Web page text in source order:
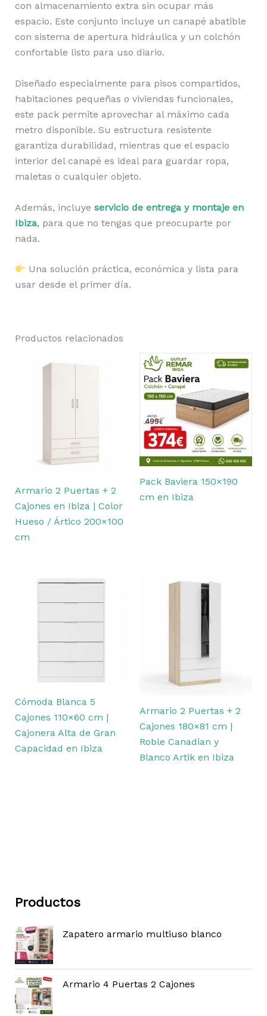
con almacenamiento extra sin ocupar más
espacio. Este conjunto incluye un canapé abatible
con sistema de apertura hidráulica y un colchón
confortable listo para uso diario.
Diseñado especialmente para pisos compartidos,
habitaciones pequeñas o viviendas funcionales,
este pack permite aprovechar al máximo cada
metro disponible. Su estructura resistente
garantiza durabilidad, mientras que el espacio
interior del canapé es ideal para guardar ropa,
maletas o cualquier objeto.
Además, incluye servicio de entrega y montaje en
Ibiza, para que no tengas que preocuparte por
nada.
Una solución práctica, económica y lista para
usar desde el primer día.
Productos relacionados
Armario 2 Puertas + 2
Cajones en Ibiza | Color
Hueso / Ártico 200×100
cm
Pack Baviera 150×190
cm en Ibiza
Cómoda Blanca 5
Cajones 110×60 cm |
Cajonera Alta de Gran
Capacidad en Ibiza
Armario 2 Puertas + 2
Cajones 180×81 cm |
Roble Canadian y
Blanco Artik en Ibiza
Productos
Zapatero armario multiuso blanco
Armario 4 Puertas 2 Cajones